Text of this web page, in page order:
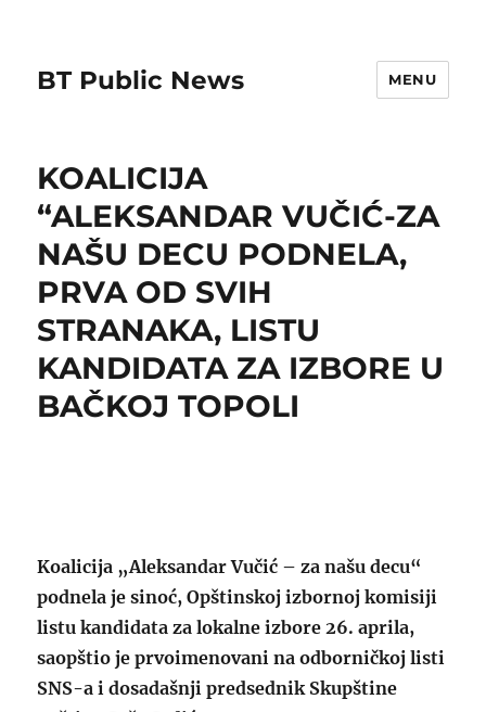
BT Public News MENU
KOALICIJA
“ALEKSANDAR VUČIĆ-ZA
NAŠU DECU PODNELA,
PRVA OD SVIH
STRANAKA, LISTU
KANDIDATA ZA IZBORE U
BAČKOJ TOPOLI
Koalicija „Aleksandar Vučić – za našu decu“
podnela je sinoć, Opštinskoj izbornoj komisiji
listu kandidata za lokalne izbore 26. aprila,
saopštio je prvoimenovani na odborničkoj listi
SNS-a i dosadašnji predsednik Skupštine